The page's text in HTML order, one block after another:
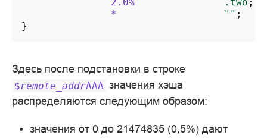
2.0%
.two ;
*
"" ;
}
Здесь после подстановки в строке
$remote_addrAAA значения хэша
распределяются следующим образом:
значения от 0 до 21474835 (0,5%) дают